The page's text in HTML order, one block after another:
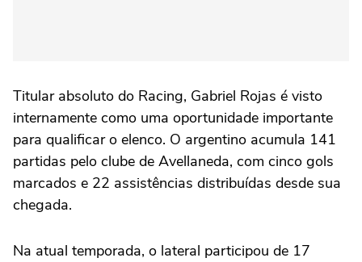
Titular absoluto do Racing, Gabriel Rojas é visto
internamente como uma oportunidade importante
para qualificar o elenco. O argentino acumula 141
partidas pelo clube de Avellaneda, com cinco gols
marcados e 22 assistências distribuídas desde sua
chegada.
Na atual temporada, o lateral participou de 17